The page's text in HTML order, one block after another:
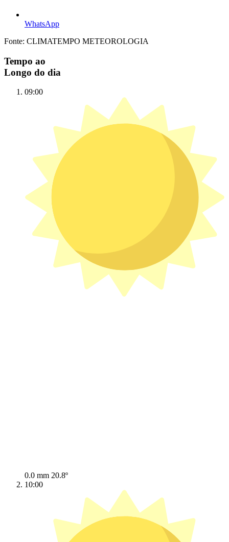
WhatsApp
Fonte: CLIMATEMPO METEOROLOGIA
Tempo ao
Longo do dia
09:00
0.0 mm 20.8º
10:00